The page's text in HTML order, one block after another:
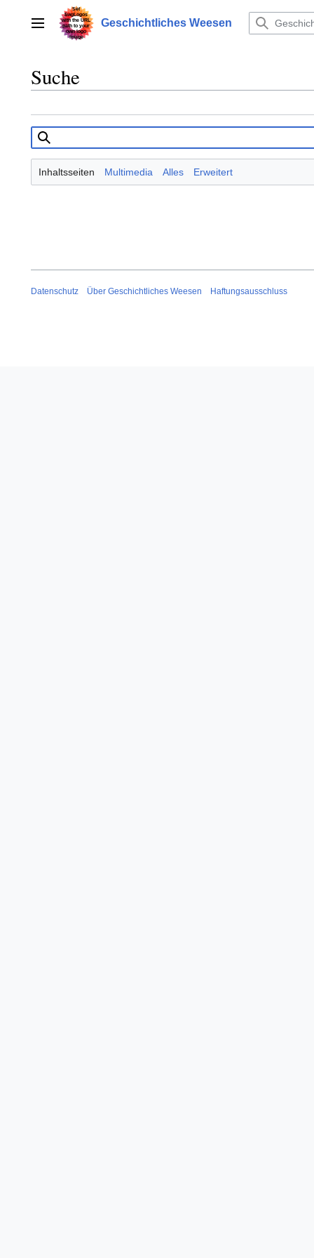
springenHauptmenü Geschichtliches Weesen
Suche
Inhaltsseiten Multimedia Alles Erweitert
Datenschutz Über Geschichtliches Weesen Haftungsausschluss